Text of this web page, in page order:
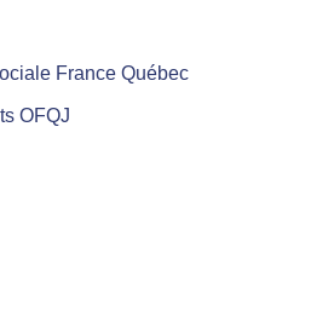
France Québec
OFQJ